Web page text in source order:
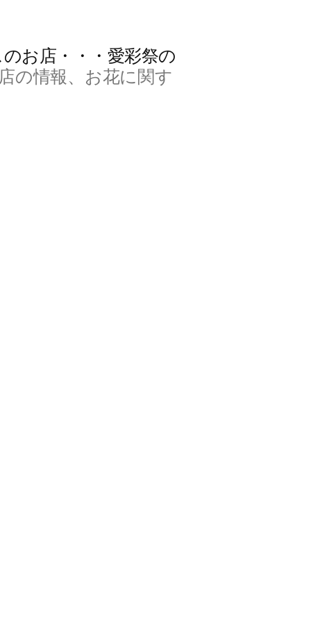
お店・・・愛彩祭の
の情報、お花に関す